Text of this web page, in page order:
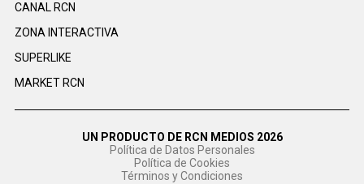
CANAL RCN
ZONA INTERACTIVA
SUPERLIKE
MARKET RCN
UN PRODUCTO DE RCN MEDIOS 2026
Política de Datos Personales
Política de Cookies
Términos y Condiciones